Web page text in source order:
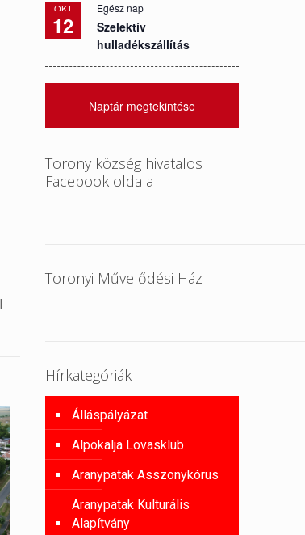
OKT
12
Egész nap
Szelektív
hulladékszállítás
Naptár megtekintése
Torony község hivatalos
Facebook oldala
Toronyi Művelődési Ház
Hírkategóriák
Álláspályázat
Alpokalja Lovasklub
Aranypatak Asszonykórus
Aranypatak Kulturális
Alapítvány